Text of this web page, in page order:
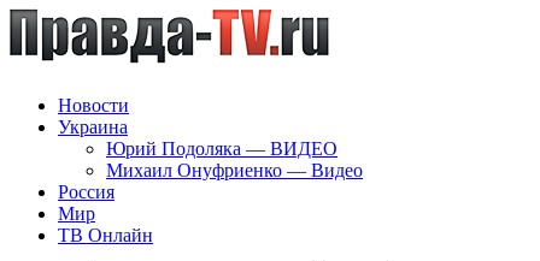
Новости
Украина
Юрий Подоляка — ВИДЕО
Михаил Онуфриенко — Видео
Россия
Мир
ТВ Онлайн